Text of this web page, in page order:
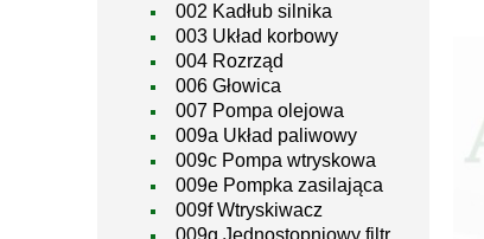
002 Kadłub silnika
003 Układ korbowy
004 Rozrząd
006 Głowica
007 Pompa olejowa
009a Układ paliwowy
009c Pompa wtryskowa
009e Pompka zasilająca
009f Wtryskiwacz